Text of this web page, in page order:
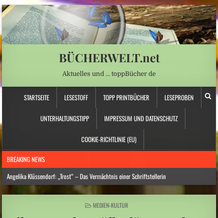
BÜCHERWELT.net
Aktuelles und … toppBücher de
STARTSEITE LESESTOFF TOPP PRINTBÜCHER LESEPROBEN
UNTERHALTUNGSTIPP IMPRESSUM UND DATENSCHUTZ
COOKIE-RICHTLINIE (EU)
BREAKING NEWS
Angelika Klüssendorf: „Trost“ – Das Vermächtnis einer Schriftstellerin
Hitzewelle: Städte- und Gemeindebund fordert „nationalen Kraftakt für
POSTED
MEDIEN-KULTUR